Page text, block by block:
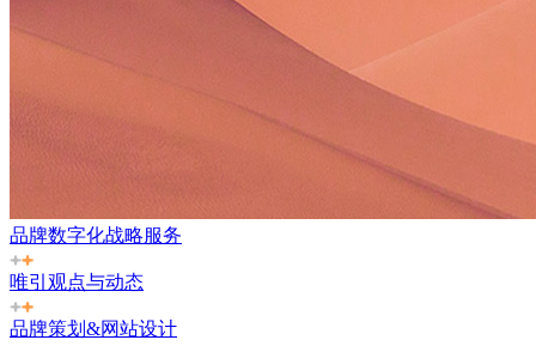
品牌数字化战略服务
唯引观点与动态
品牌策划&网站设计